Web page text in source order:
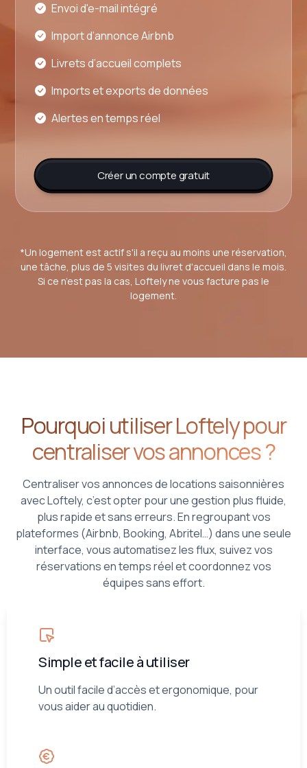
Envoi d'e-mail intégré
Import d’annonce Airbnb
Livrets d’accueil complets
Imports et exports de données
Alertes en temps réel
Créer un compte gratuit
*Un logement est actif s'il a reçu au moins une réservation,
une tâche, plus de 5 visites du livret d'accueil dans le mois.
Si ce n’est pas la cas, Loftely ne vous facture pas le
logement.
Pourquoi utiliser Loftely pour
centraliser vos annonces ?
Centraliser vos annonces de locations saisonnières
avec Loftely, c’est opter pour une gestion plus fluide,
plus rapide et sans erreurs. En regroupant vos
plateformes (Airbnb, Booking, Abritel…) dans une seule
interface, vous automatisez les flux, suivez vos
réservations en temps réel et coordonnez vos
équipes sans effort.
Simple et facile à utiliser
Un outil facile d’accès et ergonomique, pour
vous aider au quotidien.